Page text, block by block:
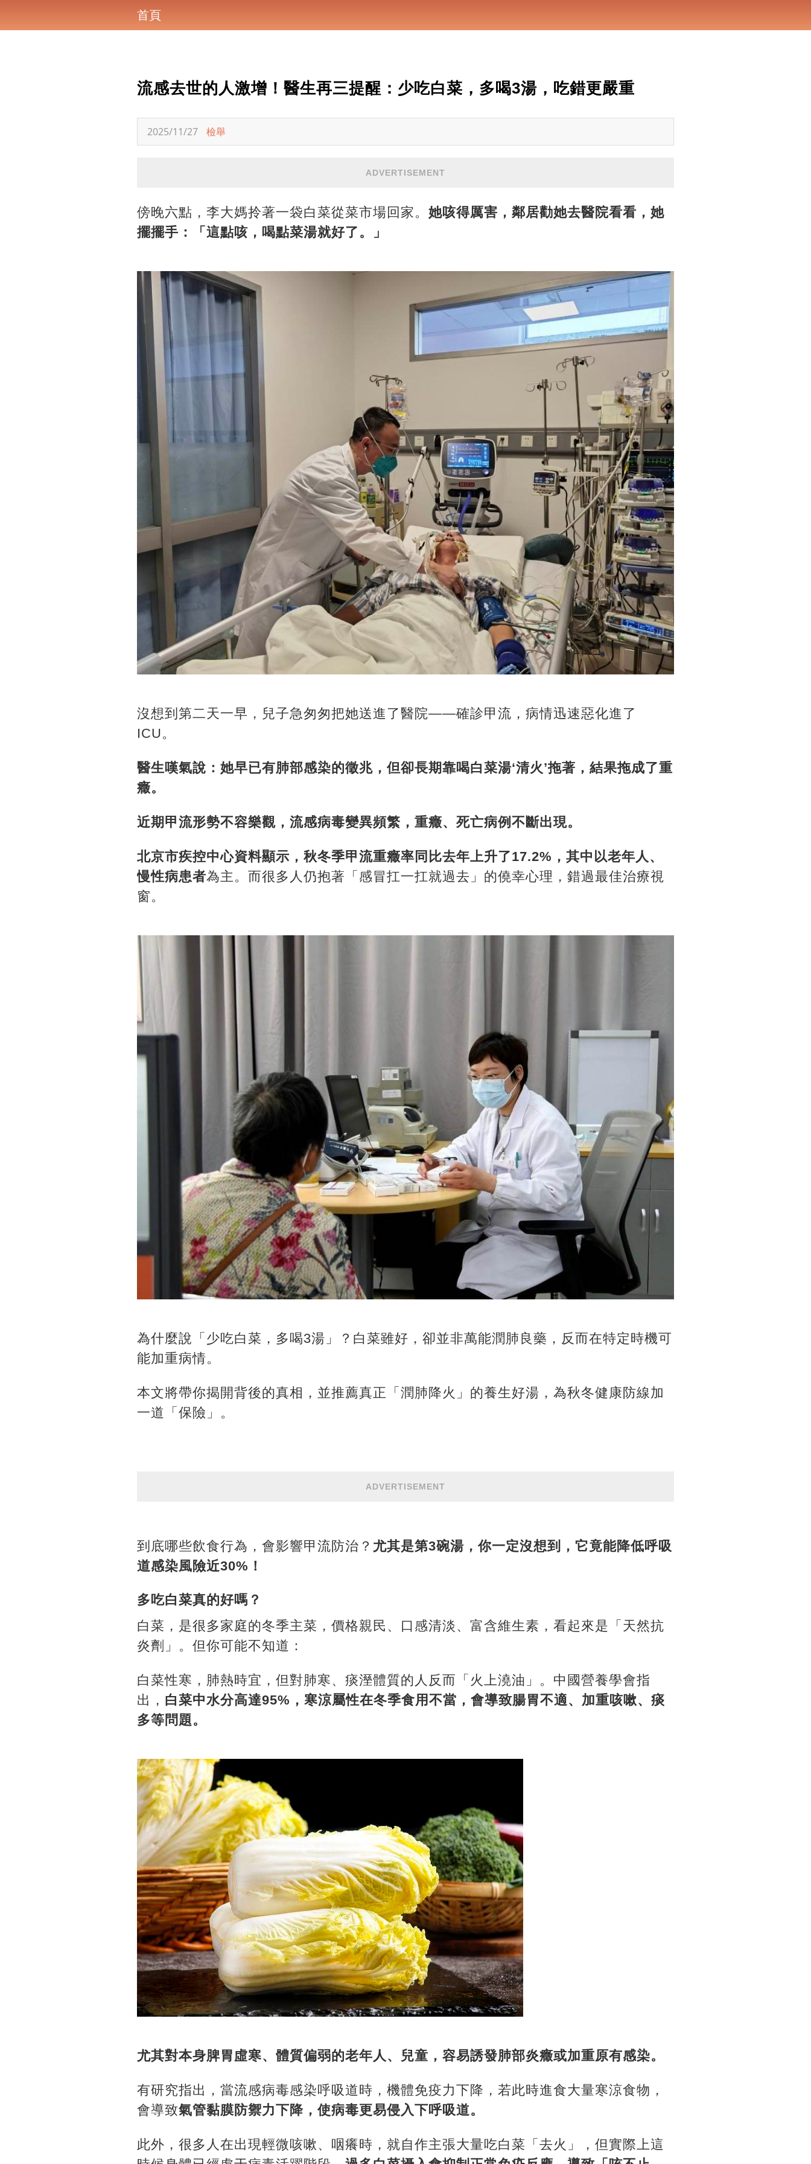
首頁
流感去世的人激增！醫生再三提醒：少吃白菜，多喝3湯，吃錯更嚴重
2025/11/27 檢舉
ADVERTISEMENT
傍晚六點，李大媽拎著一袋白菜從菜市場回家。 她咳得厲害，鄰居勸她去醫院看看，她
擺擺手：「這點咳，喝點菜湯就好了。」
沒想到第二天一早，兒子急匆匆把她送進了醫院——確診甲流，病情迅速惡化進了
ICU。
醫生嘆氣說：她早已有肺部感染的徵兆，但卻長期靠喝白菜湯‘清火’拖著，結果拖成了重
癥。
近期甲流形勢不容樂觀，流感病毒變異頻繁，重癥、死亡病例不斷出現。
北京市疾控中心資料顯示，秋冬季甲流重癥率同比去年上升了17.2%，其中以老年人、
慢性病患者為主。而很多人仍抱著「感冒扛一扛就過去」的僥幸心理，錯過最佳治療視
窗。
為什麼說「少吃白菜，多喝3湯」？白菜雖好，卻並非萬能潤肺良藥，反而在特定時機可
能加重病情。
本文將帶你揭開背後的真相，並推薦真正「潤肺降火」的養生好湯，為秋冬健康防線加
一道「保險」。
ADVERTISEMENT
到底哪些飲食行為，會影響甲流防治？ 尤其是第3碗湯，你一定沒想到，它竟能降低呼吸
道感染風險近30%！
多吃白菜真的好嗎？
白菜，是很多家庭的冬季主菜，價格親民、口感清淡、富含維生素，看起來是「天然抗
炎劑」。但你可能不知道：
白菜性寒，肺熱時宜，但對肺寒、痰溼體質的人反而「火上澆油」。中國營養學會指
出， 白菜中水分高達95%，寒涼屬性在冬季食用不當，會導致腸胃不適、加重咳嗽、痰
多等問題。
尤其對本身脾胃虛寒、體質偏弱的老年人、兒童，容易誘發肺部炎癥或加重原有感染。
有研究指出，當流感病毒感染呼吸道時，機體免疫力下降，若此時進食大量寒涼食物，
會導致氣管黏膜防禦力下降，使病毒更易侵入下呼吸道。
此外，很多人在出現輕微咳嗽、咽癢時，就自作主張大量吃白菜「去火」，但實際上這